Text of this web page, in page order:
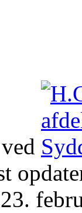
ved